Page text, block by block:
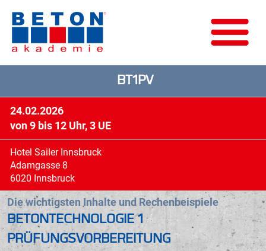
Die wichtigsten Inhalte und Rechenbeispiele
BETONTECHNOLOGIE 1
PRÜFUNGSVORBEREITUNG
BT1PV
24.02.2026
von 9 bis 12 Uhr, 3 UE
Hotel Sailer Innsbruck
Adamgasse 8
6020 Innsbruck